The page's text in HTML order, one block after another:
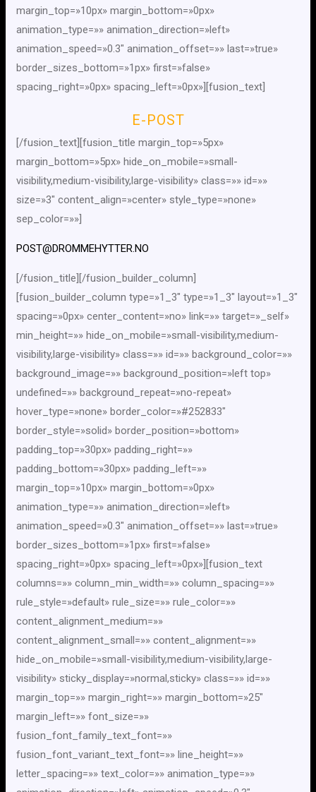
margin_top=»10px» margin_bottom=»0px»
animation_type=»» animation_direction=»left»
animation_speed=»0.3″ animation_offset=»» last=»true»
border_sizes_bottom=»1px» first=»false»
spacing_right=»0px» spacing_left=»0px»][fusion_text]
E-POST
[/fusion_text][fusion_title margin_top=»5px»
margin_bottom=»5px» hide_on_mobile=»small-
visibility,medium-visibility,large-visibility» class=»» id=»»
size=»3″ content_align=»center» style_type=»none»
sep_color=»»]
POST@DROMMEHYTTER.NO
[/fusion_title][/fusion_builder_column]
[fusion_builder_column type=»1_3″ type=»1_3″ layout=»1_3″
spacing=»0px» center_content=»no» link=»» target=»_self»
min_height=»» hide_on_mobile=»small-visibility,medium-
visibility,large-visibility» class=»» id=»» background_color=»»
background_image=»» background_position=»left top»
undefined=»» background_repeat=»no-repeat»
hover_type=»none» border_color=»#252833″
border_style=»solid» border_position=»bottom»
padding_top=»30px» padding_right=»»
padding_bottom=»30px» padding_left=»»
margin_top=»10px» margin_bottom=»0px»
animation_type=»» animation_direction=»left»
animation_speed=»0.3″ animation_offset=»» last=»true»
border_sizes_bottom=»1px» first=»false»
spacing_right=»0px» spacing_left=»0px»][fusion_text
columns=»» column_min_width=»» column_spacing=»»
rule_style=»default» rule_size=»» rule_color=»»
content_alignment_medium=»»
content_alignment_small=»» content_alignment=»»
hide_on_mobile=»small-visibility,medium-visibility,large-
visibility» sticky_display=»normal,sticky» class=»» id=»»
margin_top=»» margin_right=»» margin_bottom=»25″
margin_left=»» font_size=»»
fusion_font_family_text_font=»»
fusion_font_variant_text_font=»» line_height=»»
letter_spacing=»» text_color=»» animation_type=»»